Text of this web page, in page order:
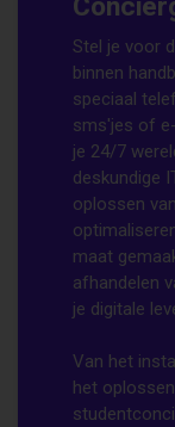
Stel je voor
binnen
speciaal
sms'jes of
je 24/7
deskundige
oplossen
maat
afhandelen
je digitale
Van het
het